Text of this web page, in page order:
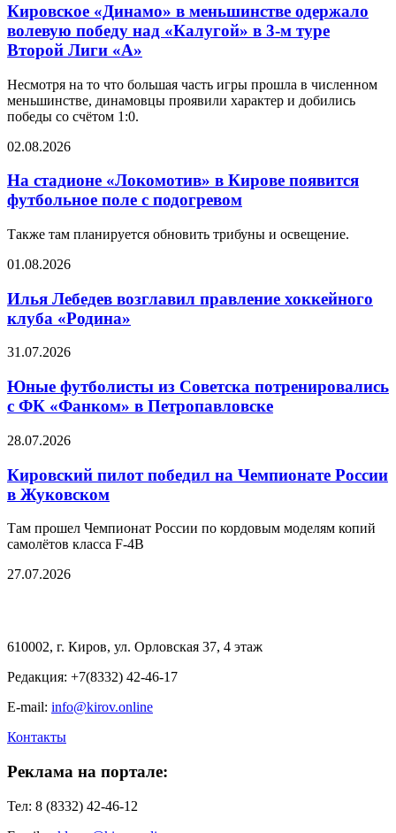
Кировское «Динамо» в меньшинстве одержало
волевую победу над «Калугой» в 3-м туре
Второй Лиги «А»
Несмотря на то что большая часть игры прошла в численном
меньшинстве, динамовцы проявили характер и добились
победы со счётом 1:0.
02.08.2026
На стадионе «Локомотив» в Кирове появится
футбольное поле с подогревом
Также там планируется обновить трибуны и освещение.
01.08.2026
Илья Лебедев возглавил правление хоккейного
клуба «Родина»
31.07.2026
Юные футболисты из Советска потренировались
с ФК «Фанком» в Петропавловске
28.07.2026
Кировский пилот победил на Чемпионате России
в Жуковском
Там прошел Чемпионат России по кордовым моделям копий
самолётов класса F-4B
27.07.2026
610002, г. Киров, ул. Орловская 37, 4 этаж
Редакция: +7(8332) 42-46-17
E-mail: info@kirov.online
Контакты
Реклама на портале:
Тел: 8 (8332) 42-46-12